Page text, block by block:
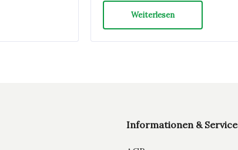
Weiterlesen
Informationen & Service